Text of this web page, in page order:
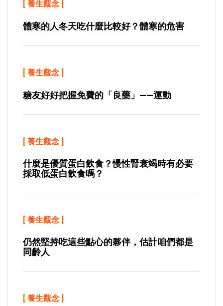
[ 養生觀念 ]
體寒的人冬天吃什麼比較好？體寒的危害
[ 養生觀念 ]
糖友好好把握免費的「良藥」——運動
[ 養生觀念 ]
什麼是優質蛋白飲食？慢性腎衰竭時有必要
採取低蛋白飲食嗎？
[ 養生觀念 ]
仍然堅持吃這些點心的夥伴，估計咱們都是
同齡人
[ 養生觀念 ]